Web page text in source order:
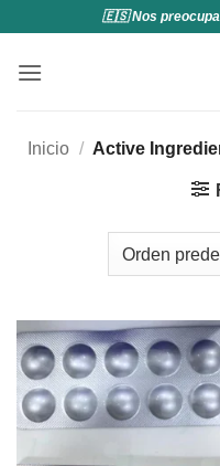
contenido
🇪🇸 Nos
Inicio / Active